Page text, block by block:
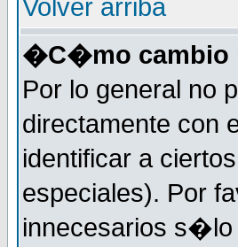
Volver arriba
�C�mo cambio
Por lo general no
directamente con
identificar a
especiales). Por
innecesarios s�lo